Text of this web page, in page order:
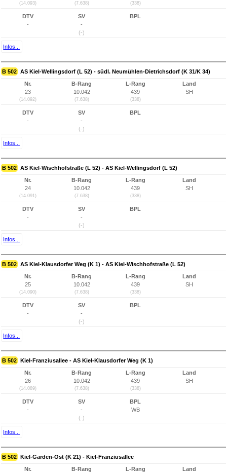
(14.093) (7.638) (338)
DTV
-
SV
-
(-)
BPL
Infos...
B 502 AS Kiel-Wellingsdorf (L 52) - südl. Neumühlen-Dietrichsdorf (K 31/K 34)
Nr.
23
(14.092)
B-Rang
10.042
(7.638)
L-Rang
439
(338)
Land
SH
DTV
-
SV
-
(-)
BPL
Infos...
B 502 AS Kiel-Wischhofstraße (L 52) - AS Kiel-Wellingsdorf (L 52)
Nr.
24
(14.091)
B-Rang
10.042
(7.638)
L-Rang
439
(338)
Land
SH
DTV
-
SV
-
(-)
BPL
Infos...
B 502 AS Kiel-Klausdorfer Weg (K 1) - AS Kiel-Wischhofstraße (L 52)
Nr.
25
(14.090)
B-Rang
10.042
(7.638)
L-Rang
439
(338)
Land
SH
DTV
-
SV
-
(-)
BPL
Infos...
B 502 Kiel-Franziusallee - AS Kiel-Klausdorfer Weg (K 1)
Nr.
26
(14.089)
B-Rang
10.042
(7.638)
L-Rang
439
(338)
Land
SH
DTV
-
SV
-
(-)
BPL
WB
Infos...
B 502 Kiel-Garden-Ost (K 21) - Kiel-Franziusallee
Nr.
B-Rang
L-Rang
Land